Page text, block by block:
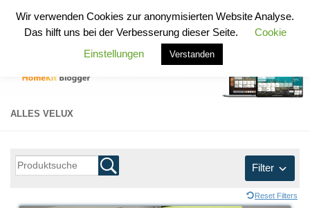
Zum Inhalt springen
HomeKit Blogger
ALLES VELUX
Filter
Reset Filters
Wir verwenden Cookies zur anonymisierten Website Analyse.
Das hilft uns bei der Verbesserung dieser Seite.
Cookie
Einstellungen
Verstanden